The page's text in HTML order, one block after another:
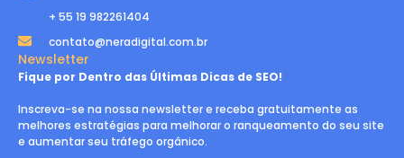
+ 55 19 982261404
contato@neradigital.com.br
Newsletter
Fique por Dentro das Últimas Dicas de SEO!
Inscreva-se na nossa newsletter e receba gratuitamente as
melhores estratégias para melhorar o ranqueamento do seu site
e aumentar seu tráfego orgânico.